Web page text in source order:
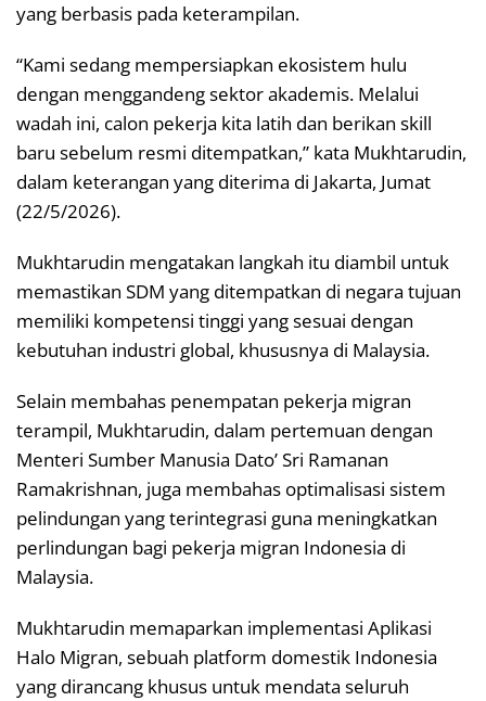
yang berbasis pada keterampilan.
“Kami sedang mempersiapkan ekosistem hulu
dengan menggandeng sektor akademis. Melalui
wadah ini, calon pekerja kita latih dan berikan skill
baru sebelum resmi ditempatkan,” kata Mukhtarudin,
dalam keterangan yang diterima di Jakarta, Jumat
(22/5/2026).
Mukhtarudin mengatakan langkah itu diambil untuk
memastikan SDM yang ditempatkan di negara tujuan
memiliki kompetensi tinggi yang sesuai dengan
kebutuhan industri global, khususnya di Malaysia.
Selain membahas penempatan pekerja migran
terampil, Mukhtarudin, dalam pertemuan dengan
Menteri Sumber Manusia Dato’ Sri Ramanan
Ramakrishnan, juga membahas optimalisasi sistem
pelindungan yang terintegrasi guna meningkatkan
perlindungan bagi pekerja migran Indonesia di
Malaysia.
Mukhtarudin memaparkan implementasi Aplikasi
Halo Migran, sebuah platform domestik Indonesia
yang dirancang khusus untuk mendata seluruh